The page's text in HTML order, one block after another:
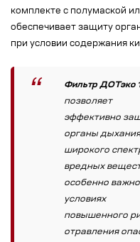
комплекте с полумаской
обеспечивает защиту
при условии содержания
Фильтр ДОТэко
позволяет
эффективно
органы
широкого
вредных
особенно
условиях
повышенного
отравления